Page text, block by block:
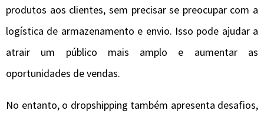
produtos aos clientes, sem precisar se preocupar com a
logística de armazenamento e envio. Isso pode ajudar a
atrair um público mais amplo e aumentar as
oportunidades de vendas.
No entanto, o dropshipping também apresenta desafios,